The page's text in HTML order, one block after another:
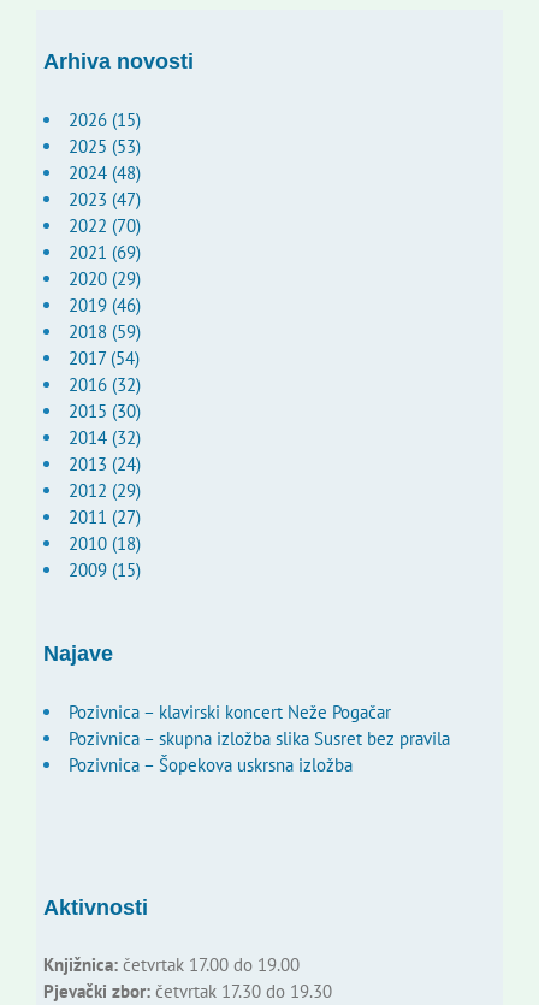
Arhiva novosti
2026 (15)
2025 (53)
2024 (48)
2023 (47)
2022 (70)
2021 (69)
2020 (29)
2019 (46)
2018 (59)
2017 (54)
2016 (32)
2015 (30)
2014 (32)
2013 (24)
2012 (29)
2011 (27)
2010 (18)
2009 (15)
Najave
Pozivnica – klavirski koncert Neže Pogačar
Pozivnica – skupna izložba slika Susret bez pravila
Pozivnica – Šopekova uskrsna izložba
Aktivnosti
Knjižnica:četvrtak 17.00 do 19.00
Pjevački zbor:četvrtak 17.30 do 19.30